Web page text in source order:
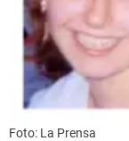
Foto: La Prensa